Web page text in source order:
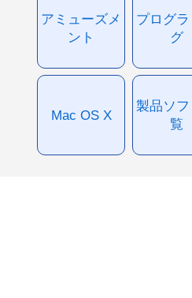
アミューズメ
ント
プログ
グ
Mac OS X
製品ソ
覧